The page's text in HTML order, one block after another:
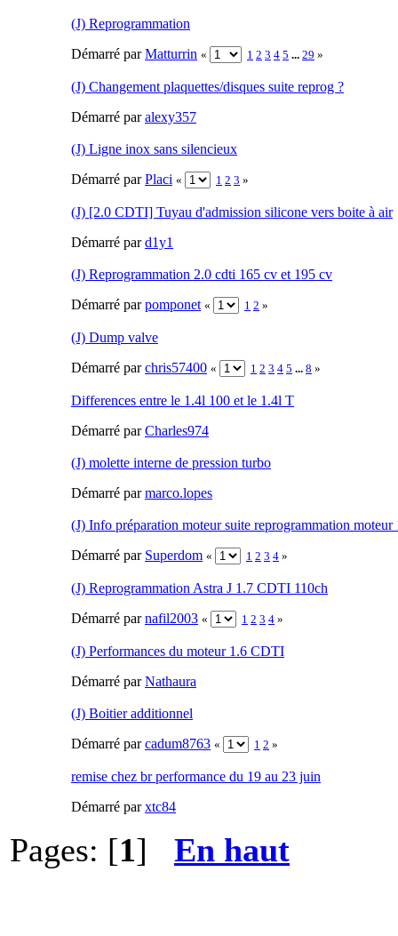
(J) Reprogrammation
Démarré parMatturrin « 1 2 3 4 5 ... 29 »
(J) Changement plaquettes/disques suite reprog ?
Démarré paralexy357
(J) Ligne inox sans silencieux
Démarré parPlaci « 1 2 3 »
(J) [2.0 CDTI] Tuyau d'admission silicone vers boite à air
Démarré pard1y1
(J) Reprogrammation 2.0 cdti 165 cv et 195 cv
Démarré parpomponet « 1 2 »
(J) Dump valve
Démarré parchris57400 « 1 2 3 4 5 ... 8 »
Differences entre le 1.4l 100 et le 1.4l T
Démarré parCharles974
(J) molette interne de pression turbo
Démarré parmarco.lopes
(J) Info préparation moteur suite reprogrammation moteur
Démarré par Superdom « 1 2 3 4 »
(J) Reprogrammation Astra J 1.7 CDTI 110ch
Démarré parnafil2003 « 1 2 3 4 »
(J) Performances du moteur 1.6 CDTI
Démarré parNathaura
(J) Boitier additionnel
Démarré parcadum8763 « 1 2 »
remise chez br performance du 19 au 23 juin
Démarré parxtc84
Pages: [1] En haut